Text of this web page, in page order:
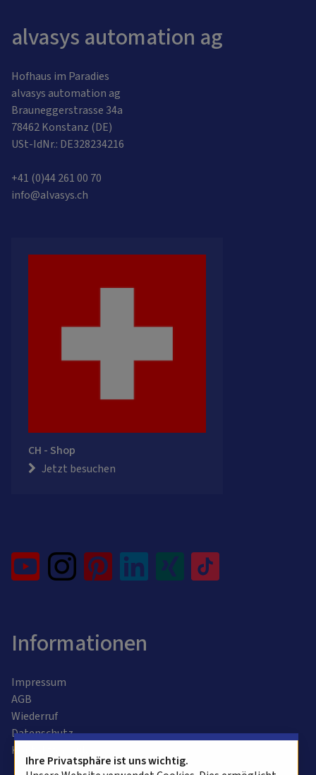
alvasys automation ag
Hofhaus im Paradies
alvasys automation ag
Brauneggerstrasse 34a
78462 Konstanz (DE)
USt-IdNr.: DE328234216
+41 (0)44 261 00 70
info@alvasys.ch
CH - Shop
Jetzt besuchen
Informationen
Impressum
AGB
Wiederruf
Datenschutz
Kontaktformular
Ihre Privatsphäre ist uns wichtig.